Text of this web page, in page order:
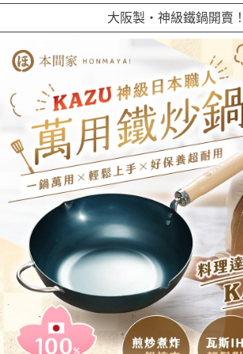
大阪製・神級鐵鍋開賣！